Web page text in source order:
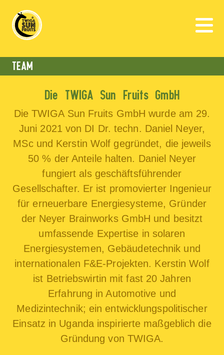
TEAM
Die TWIGA Sun Fruits GmbH
Die TWIGA Sun Fruits GmbH wurde am 29.
Juni 2021 von DI Dr. techn. Daniel Neyer,
MSc und Kerstin Wolf gegründet, die jeweils
50 % der Anteile halten. Daniel Neyer
fungiert als geschäftsführender
Gesellschafter. Er ist promovierter Ingenieur
für erneuerbare Energiesysteme, Gründer
der Neyer Brainworks GmbH und besitzt
umfassende Expertise in solaren
Energiesystemen, Gebäudetechnik und
internationalen F&E-Projekten. Kerstin Wolf
ist Betriebswirtin mit fast 20 Jahren
Erfahrung in Automotive und
Medizintechnik; ein entwicklungspolitischer
Einsatz in Uganda inspirierte maßgeblich die
Gründung von TWIGA.